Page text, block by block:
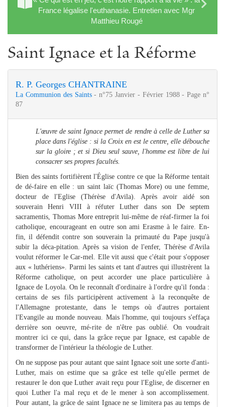
France légalise l'euthanasie. Entretien avec Mgr
Matthieu Rougé
Saint Ignace et la Réforme
R. P. Georges CHANTRAINE
La Communion des Saints- n°75 Janvier - Février 1988 - Page n°
87
L'œuvre de saint Ignace permet de rendre à celle de Luther sa
place dans l'église : si la Croix en est le centre, elle débouche
sur la gloire ; et si Dieu seul sauve, l'homme est libre de lui
consacrer ses propres facultés.
Bien des saints fortifièrent l'Église contre ce que la Réforme tentait
de dé-faire en elle : un saint laïc (Thomas More) ou une femme,
docteur de l'Eglise (Thérèse d'Avila). Après avoir aidé son
souverain Henri VIII à réfuter Luther dans son De septem
sacramentis, Thomas More entreprit lui-même de réaf-firmer la foi
catholique, encourageant en outre son ami Erasme à le faire. En-
fin, il défendit contre son souverain la primauté du Pape jusqu'à
subir la déca-pitation. Après sa vision de l'enfer, Thérèse d'Avila
voulut réformer le Car-mel. Elle vit aussi que c'était pour s'opposer
aux « luthériens». Parmi les saints et tant d'autres qui illustrèrent la
Réforme catholique, on peut accorder une place particulière à
Ignace de Loyola. On le reconnaît d'ordinaire à l'ordre qu'il fonda :
certains de ses fils participèrent activement à la reconquête de
l'Allemagne protestante, dans le temps où d'autres portaient
l'Evangile au monde nouveau. Mais l'homme, qui toujours s'effaça
derrière son oeuvre, mé-rite de n'être pas oublié. On voudrait
montrer ici ce qui, dans la grâce reçue par Ignace, est capable de
transformer de l'intérieur la théologie de Luther.
On ne suppose pas pour autant que saint Ignace soit une sorte d'anti-
Luther, mais on estime que sa grâce est telle qu'elle permet de
restaurer le don que Luther avait reçu pour l'Eglise, de discerner en
quoi Luther l'a mal reçu et de le mener à son accomplissement.
Pour autant, la grâce de saint Ignace ne se limitera pas au temps de